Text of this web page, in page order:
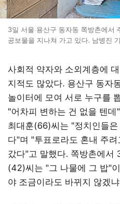
3일 서울 용산구 동자동 쪽방촌에서
공보물을 지나쳐 가고 있다. 남병진
사회적 약자와 소외계층에
지적도 많았다. 용산구 동자
놀이터에 모여 서로 누구를
"어차피 변하는 건 없을 텐
최대훈(66)씨는 "정치인들
다"며 "투표로라도 혼내 주
갔다"고 말했다. 쪽방촌에서
(42)씨는 "그 나물에 그 밥"
야 조금이라도 바뀌지 않겠